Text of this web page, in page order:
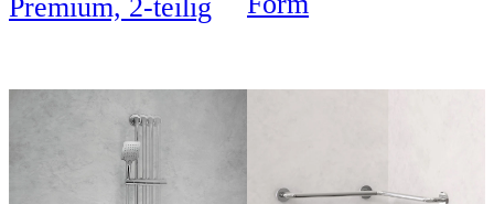
Premium, 2-teilig